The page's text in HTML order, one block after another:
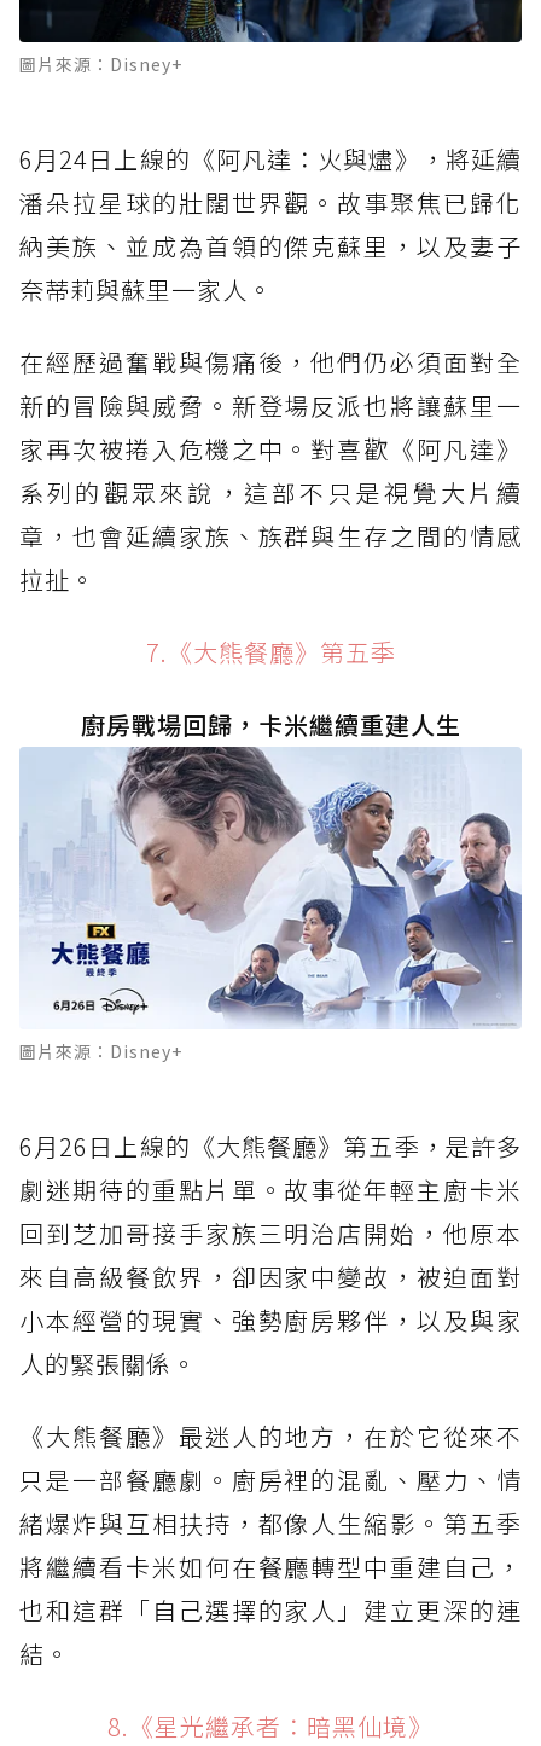
圖片來源：Disney+
6月24日上線的《阿凡達：火與燼》，將延續
潘朵拉星球的壯闊世界觀。故事聚焦已歸化
納美族、並成為首領的傑克蘇里，以及妻子
奈蒂莉與蘇里一家人。
在經歷過奮戰與傷痛後，他們仍必須面對全
新的冒險與威脅。新登場反派也將讓蘇里一
家再次被捲入危機之中。對喜歡《阿凡達》
系列的觀眾來說，這部不只是視覺大片續
章，也會延續家族、族群與生存之間的情感
拉扯。
7.《大熊餐廳》第五季
廚房戰場回歸，卡米繼續重建人生
圖片來源：Disney+
6月26日上線的《大熊餐廳》第五季，是許多
劇迷期待的重點片單。故事從年輕主廚卡米
回到芝加哥接手家族三明治店開始，他原本
來自高級餐飲界，卻因家中變故，被迫面對
小本經營的現實、強勢廚房夥伴，以及與家
人的緊張關係。
《大熊餐廳》最迷人的地方，在於它從來不
只是一部餐廳劇。廚房裡的混亂、壓力、情
緒爆炸與互相扶持，都像人生縮影。第五季
將繼續看卡米如何在餐廳轉型中重建自己，
也和這群「自己選擇的家人」建立更深的連
結。
8.《星光繼承者：暗黑仙境》